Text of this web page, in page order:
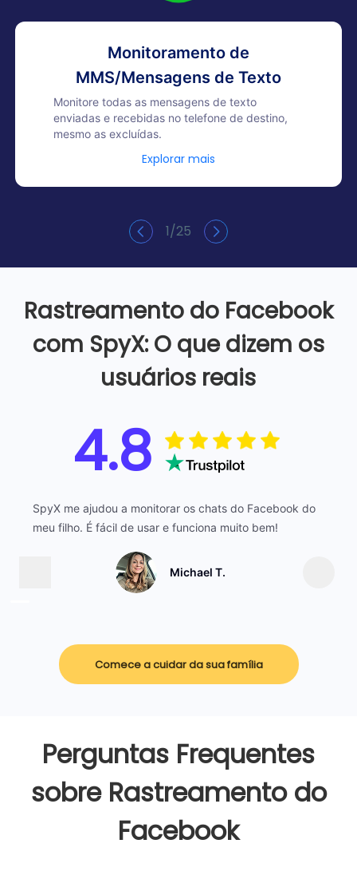
Monitoramento de
MMS/Mensagens de Texto
Monitore todas as mensagens de texto
enviadas e recebidas no telefone de destino,
mesmo as excluídas.
Explorar mais
1/25
Rastreamento do Facebook
com SpyX: O que dizem os
usuários reais
4.8
SpyX me ajudou a monitorar os chats do Facebook do
meu filho. É fácil de usar e funciona muito bem!
Michael T.
Comece a cuidar da sua família
Perguntas Frequentes
sobre Rastreamento do
Facebook